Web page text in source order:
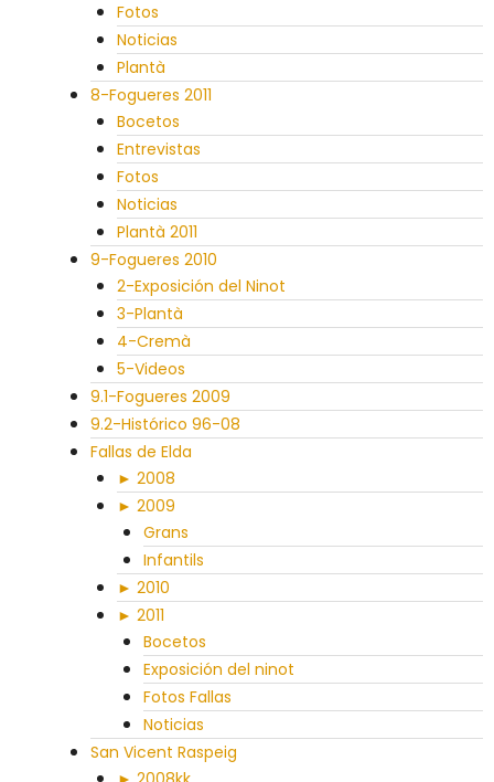
Fotos
Noticias
Plantà
8-Fogueres 2011
Bocetos
Entrevistas
Fotos
Noticias
Plantà 2011
9-Fogueres 2010
2-Exposición del Ninot
3-Plantà
4-Cremà
5-Videos
9.1-Fogueres 2009
9.2-Histórico 96-08
Fallas de Elda
► 2008
► 2009
Grans
Infantils
► 2010
► 2011
Bocetos
Exposición del ninot
Fotos Fallas
Noticias
San Vicent Raspeig